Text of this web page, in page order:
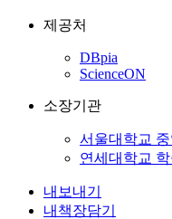
제공처
DBpia
ScienceON
소장기관
서울대학교
연세대학교
내보내기
내책장담기